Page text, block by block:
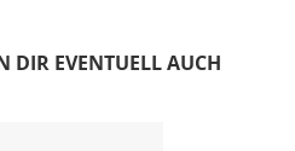
DIR EVENTUELL AUCH